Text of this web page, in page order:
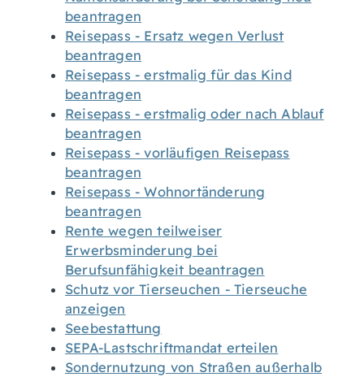
beantragen
Reisepass - Ersatz wegen Verlust
beantragen
Reisepass - erstmalig für das Kind
beantragen
Reisepass - erstmalig oder nach Ablauf
beantragen
Reisepass - vorläufigen Reisepass
beantragen
Reisepass - Wohnortänderung
beantragen
Rente wegen teilweiser
Erwerbsminderung bei
Berufsunfähigkeit beantragen
Schutz vor Tierseuchen - Tierseuche
anzeigen
Seebestattung
SEPA-Lastschriftmandat erteilen
Sondernutzung von Straßen außerhalb